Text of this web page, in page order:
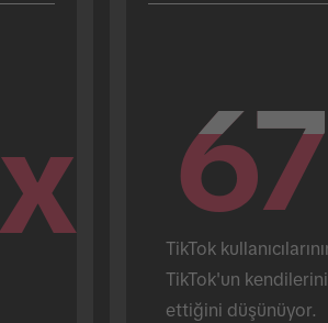
x 67
67
TikTok
TikTok'un
ettiğini düşünüyor.